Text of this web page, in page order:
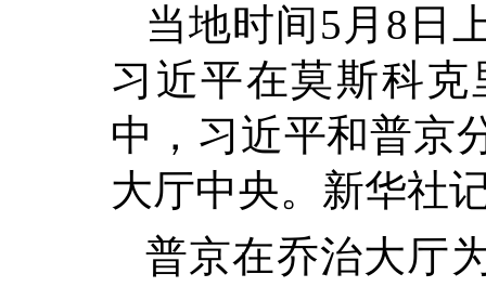
当地时间5月8日
习近平在莫斯科
中，习近平和普京
大厅中央。新华社
普京在乔治大厅